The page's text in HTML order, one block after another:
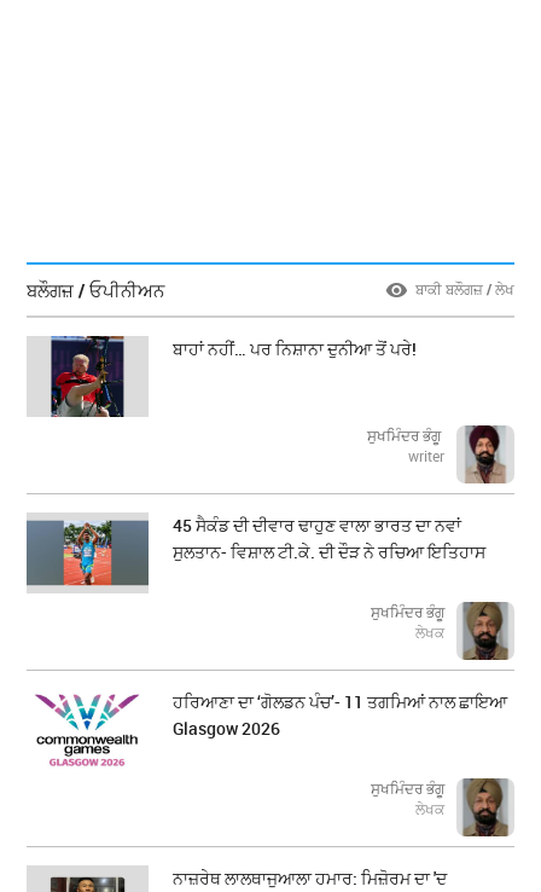
ਬਲੌਗਜ਼ / ਓਪੀਨੀਅਨ ਬਾਕੀ ਬਲੌਗਜ਼ / ਲੇਖ
ਬਾਹਾਂ ਨਹੀਂ… ਪਰ ਨਿਸ਼ਾਨਾ ਦੁਨੀਆ ਤੋਂ ਪਰੇ!
ਸੁਖਮਿੰਦਰ ਭੰਗੂ
writer
45 ਸੈਕੰਡ ਦੀ ਦੀਵਾਰ ਢਾਹੁਣ ਵਾਲਾ ਭਾਰਤ ਦਾ ਨਵਾਂ
ਸੁਲਤਾਨ- ਵਿਸ਼ਾਲ ਟੀ.ਕੇ. ਦੀ ਦੌੜ ਨੇ ਰਚਿਆ ਇਤਿਹਾਸ
ਸੁਖਮਿੰਦਰ ਭੰਗੂ
ਲੇਖਕ
ਹਰਿਆਣਾ ਦਾ ‘ਗੋਲਡਨ ਪੰਚ’- 11 ਤਗਮਿਆਂ ਨਾਲ ਛਾਇਆ
Glasgow 2026
ਸੁਖਮਿੰਦਰ ਭੰਗੂ
ਲੇਖਕ
ਨਾਜ਼ਰੇਥ ਲਾਲਥਾਜੁਆਲਾ ਹਮਾਰ: ਮਿਜ਼ੋਰਮ ਦਾ 'ਦ